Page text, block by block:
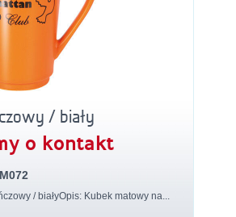
/ biały
o kontakt
/ białyOpis: Kubek matowy na...